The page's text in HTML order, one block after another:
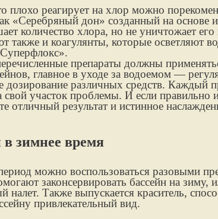
плохо реагирует на хлор можно
«Серебряный дон» созданный на основе
количество хлора, но не уничтожает
также и коагулянты, которые осветляют
препараты должны
главное в уходе за водоемом —
дозирование различных средств. Каждый
свой участок проблемы. И если правильно
отличный результат и истинное
в зимнее время
можно воспользоваться разовыми
законсервировать бассейн на зиму,
налет. Также выпускается краситель,
привлекательный вид.